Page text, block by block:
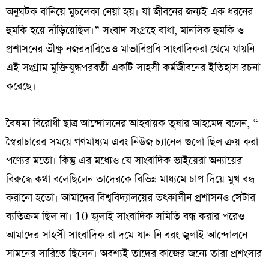
অনুঘটক বানিয়ে মুচলেকা নেয়া হয়। যা জীবনের জন্যই এক ধরনের
হুমকি হয়ে দাঁড়িয়েছিল।” সংবাদ সংগ্রহে বাধা, মানসিক হুমকি ও
প্রশাসনের তীক্ষ্ণ নজরদারিতেও মাভাবিপ্রবি সাংবাদিকরা থেমে যায়নি—
এই সংগ্রাম মুক্তিযুদ্ধপরবর্তী একটি সাহসী কর্মজীবনের ইতিহাস রচনা
করেছে।
‎বৈষম্য বিরোধী ছাত্র আন্দোলনের আহবায়ক তুষার আহমেদ বলেন, “
স্বৈরাচারের সময়ে গণমাধ্যম এবং নিউজ চ্যানেল গুলো ছিল ক্রয় করা
পণ্যের মতো। কিন্তু এর মধ্যেও যে সাংবাদিক ভাইয়েরা অন্যায়ের
বিরুদ্ধে কথা বলেছিলেন তাদেরকে বিভিন্ন মাধ্যমে চাপ দিয়ে মুখ বন্ধ
করানো হতো। আমাদের বিশ্ববিদ্যালয়ের তৎকালীন প্রশাসনও সেটার
ব্যতিক্রম ছিল না। 10 জুলাই সাংবাদিক সমিতি বন্ধ করার পরেও
আমাদের সাহসী সাংবাদিক রা দমে যান নি বরং জুলাই আন্দোলনে
সামনের সারিতে ছিলেন। অবশ্যই তাদের কাজের জন্যে তারা প্রশংসার